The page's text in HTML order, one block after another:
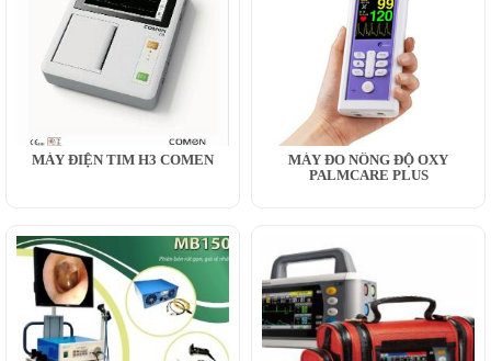
MÁY ĐIỆN TIM H3 COMEN
MÁY ĐO NỒNG ĐỘ OXY
PALMCARE PLUS